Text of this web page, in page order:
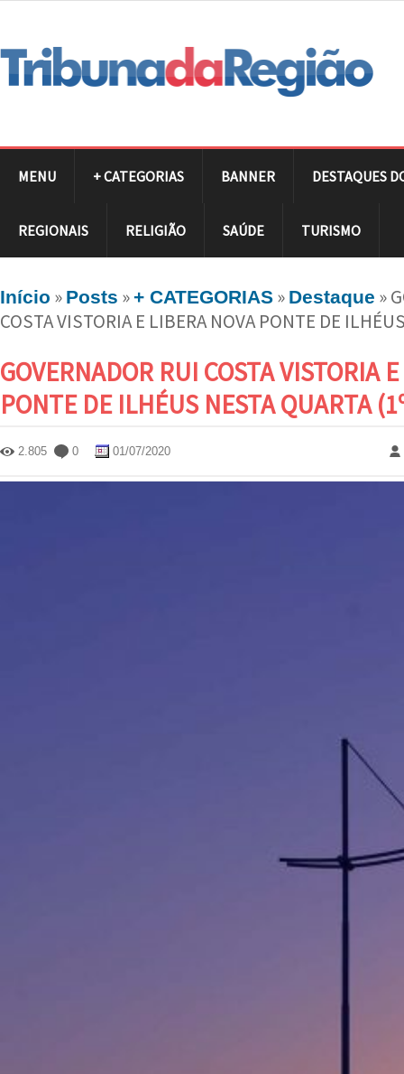
MENU + CATEGORIAS BANNER DESTAQUES
REGIONAIS RELIGIÃO SAÚDE TURISMO
Início » Posts »+ CATEGORIAS » Destaque »
COSTA VISTORIA E LIBERA NOVA PONTE DE
GOVERNADOR RUI COSTA VISTORIA
PONTE DE ILHÉUS NESTA QUARTA
2.805 0 01/07/2020